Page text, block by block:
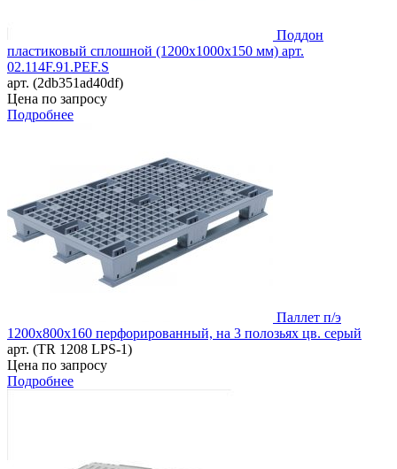
Поддон
пластиковый сплошной (1200х1000х150 мм) арт.
02.114F.91.PEF.S
арт. (2db351ad40df)
Цена по запросу
Подробнее
Паллет п/э
1200х800х160 перфорированный, на 3 полозьях цв. серый
арт. (TR 1208 LPS-1)
Цена по запросу
Подробнее